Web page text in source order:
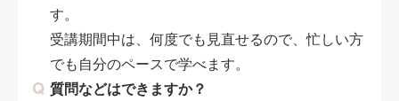
す。
受講期間中は、何度でも見直せるので、忙しい方
でも自分のペースで学べます。
質問などはできますか？